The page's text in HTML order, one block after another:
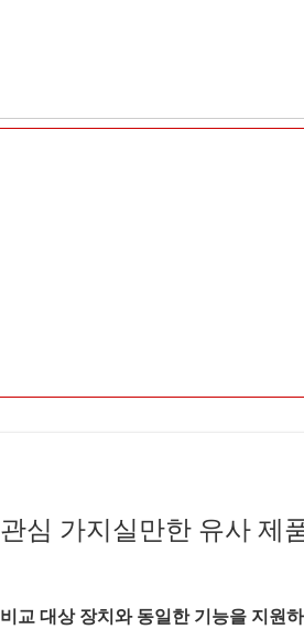
관심 가지실만한 유사 제
비교 대상 장치와 동일한 기능을 지원